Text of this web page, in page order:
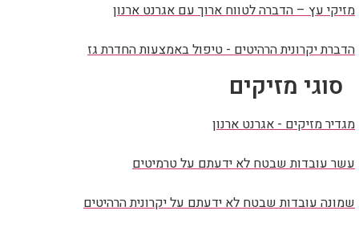
מזיקי עץ – הדברה לטווח ארוך עם אגרנט ארנון
הדברת יקרונית הרהיטים - טיפול באמצעות החדרת גז
סוגי מזיקים
מגדיר מזיקים - אגרנט ארנון
עשר עובדות שבטח לא ידעתם על טרמיטים
שמונה עובדות שבטח לא ידעתם על יקרונית הרהיטים